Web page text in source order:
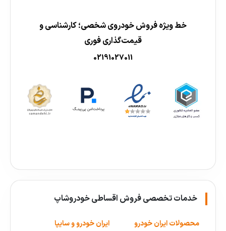
خط ویژه فروش خودروی شخصی؛ کارشناسی و
قیمت‌گذاری فوری
02191027011
خدمات تخصصی فروش اقساطی خودروشاپ
محصولات ایران خودرو ایران خودرو و سایپا